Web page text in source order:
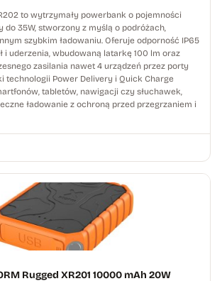
to wytrzymały powerbank o pojemności
35W, stworzony z myślą o podróżach,
szybkim ładowaniu. Oferuje odporność IP65
i uderzenia, wbudowaną latarkę 100 lm oraz
zasilania nawet 4 urządzeń przez porty
technologii Power Delivery i Quick Charge
tabletów, nawigacji czy słuchawek,
ładowanie z ochroną przed przegrzaniem i
Rugged XR201 10000 mAh 20W